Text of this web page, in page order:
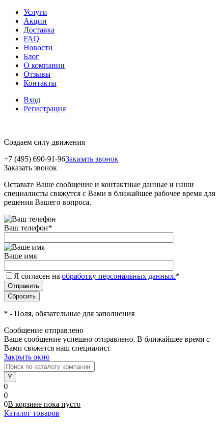
Услуги
Акции
Доставка
FAQ
Новости
Блог
О компании
Отзывы
Контакты
Вход
Регистрация
Создаем силу движения
+7 (495) 690-91-96Заказать звонок
Заказать звонок
Оставьте Ваше сообщение и контактные данные и наши
специалисты свяжутся с Вами в ближайшее рабочее время для
решения Вашего вопроса.
Ваш телефон*
Ваше имя
Я согласен на обработку персональных данных.*
* - Поля, обязательные для заполнения
Сообщение отправлено
Ваше сообщение успешно отправлено. В ближайшее время с
Вами свяжется наш специалист
Закрыть окно
0
0
0В корзине пока пусто
Каталог товаров